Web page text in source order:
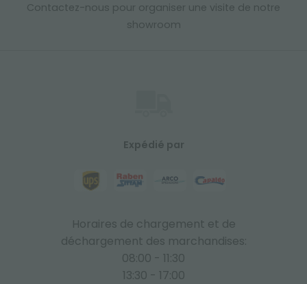
Contactez-nous pour organiser une visite de notre
showroom
Expédié par
Horaires de chargement et de
déchargement des marchandises:
08:00 - 11:30
13:30 - 17:00